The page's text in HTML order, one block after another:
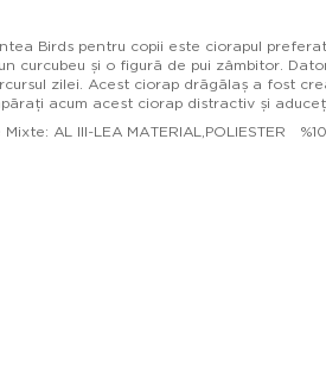
Birds pentru copii este ciorapul
curcubeu și o figură de pui zâmbitor.
zilei. Acest ciorap drăgălaș a fost
acum acest ciorap distractiv și
AL III-LEA MATERIAL,POLIESTER